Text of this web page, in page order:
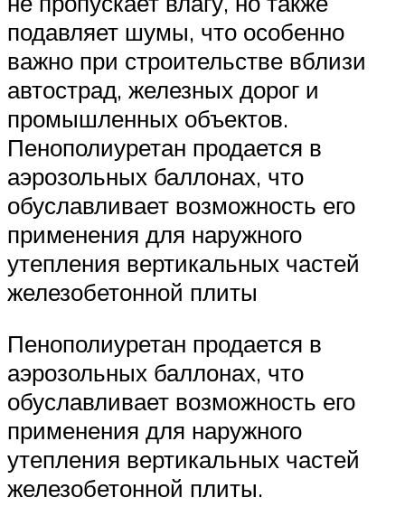
подавляет шумы, что особенно
важно при строительстве вблизи
автострад, железных дорог и
промышленных объектов.
Пенополиуретан продается в
аэрозольных баллонах, что
обуславливает возможность его
применения для наружного
утепления вертикальных частей
железобетонной плиты
Пенополиуретан продается в
аэрозольных баллонах, что
обуславливает возможность его
применения для наружного
утепления вертикальных частей
железобетонной плиты.